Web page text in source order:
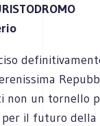
non un tornello
il futuro della